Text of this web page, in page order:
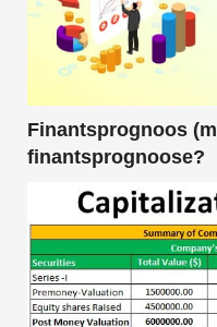
Finantsprognoos
finantsprognoose?